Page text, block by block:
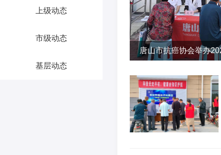
上级动态
市级动态
基层动态
唐山市抗癌协会举办